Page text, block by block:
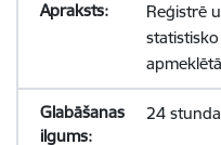
Reģistrē
24